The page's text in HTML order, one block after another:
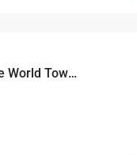
Piantini Apartamento en Alquiler One World Tower